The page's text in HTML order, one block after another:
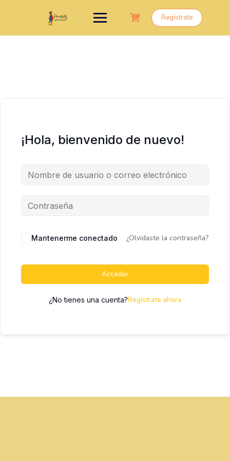
Regístrate
¡Hola, bienvenido de nuevo!
Mantenerme conectado ¿Olvidaste la contraseña?
Acceder
¿No tienes una cuenta?Regístrate ahora